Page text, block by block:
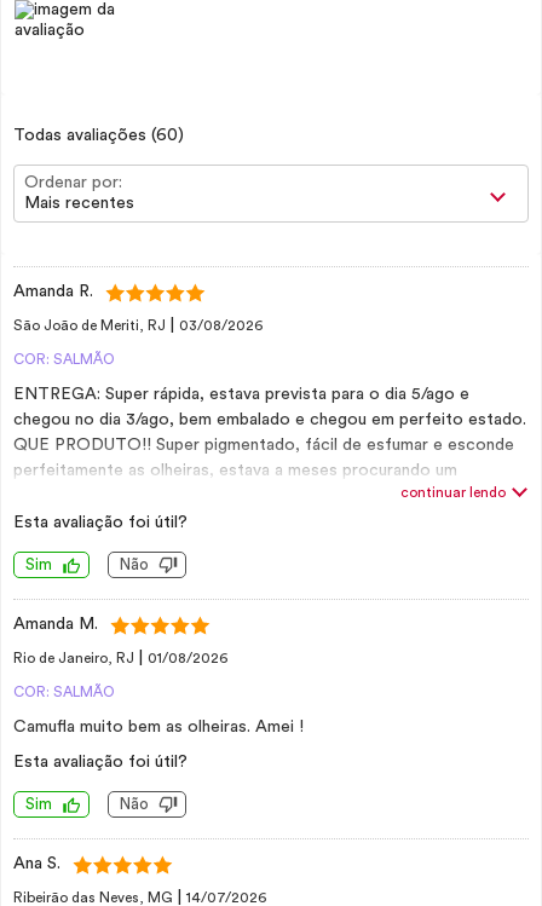
Todas avaliações (60)
Ordenar por:
Mais recentes
Amanda R.
São João de Meriti, RJ 03/08/2026
COR: SALMÃO
ENTREGA: Super rápida, estava prevista para o dia 5/ago e
chegou no dia 3/ago, bem embalado e chegou em perfeito estado.
QUE PRODUTO!! Super pigmentado, fácil de esfumar e esconde
perfeitamente as olheiras, estava a meses procurando um
corretivo como este. Possuo a cor clara, um bege médio e tenho
olheiras escuras que é difícil esconder, e me atendeu
continuar lendo
Esta avaliação foi útil?
Sim Não
Amanda M.
Rio de Janeiro, RJ 01/08/2026
COR: SALMÃO
Camufla muito bem as olheiras. Amei !
Esta avaliação foi útil?
Sim Não
Ana S.
Ribeirão das Neves, MG 14/07/2026